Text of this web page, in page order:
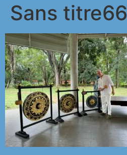
Sans titre66